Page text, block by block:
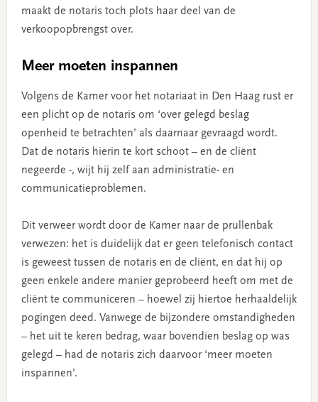
maakt de notaris toch plots haar deel van de
verkoopopbrengst over.
Meer moeten inspannen
Volgens de Kamer voor het notariaat in Den Haag rust er
een plicht op de notaris om ‘over gelegd beslag
openheid te betrachten’ als daarnaar gevraagd wordt.
Dat de notaris hierin te kort schoot – en de cliënt
negeerde -, wijt hij zelf aan administratie- en
communicatieproblemen.
Dit verweer wordt door de Kamer naar de prullenbak
verwezen: het is duidelijk dat er geen telefonisch contact
is geweest tussen de notaris en de cliënt, en dat hij op
geen enkele andere manier geprobeerd heeft om met de
cliënt te communiceren – hoewel zij hiertoe herhaaldelijk
pogingen deed. Vanwege de bijzondere omstandigheden
– het uit te keren bedrag, waar bovendien beslag op was
gelegd – had de notaris zich daarvoor ‘meer moeten
inspannen’.